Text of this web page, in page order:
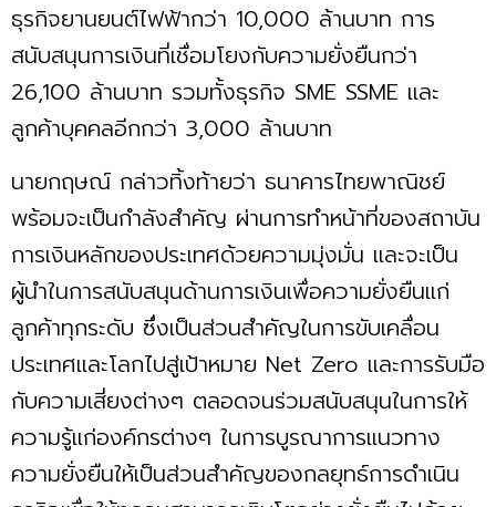
ธุรกิจยานยนต์ไฟฟ้ากว่า 10,000 ล้านบาท การ
สนับสนุนการเงินที่เชื่อมโยงกับความยั่งยืนกว่า
26,100 ล้านบาท รวมทั้งธุรกิจ SME SSME และ
ลูกค้าบุคคลอีกกว่า 3,000 ล้านบาท
นายกฤษณ์ กล่าวทิ้งท้ายว่า ธนาคารไทยพาณิชย์
พร้อมจะเป็นกำลังสำคัญ ผ่านการทำหน้าที่ของสถาบัน
การเงินหลักของประเทศด้วยความมุ่งมั่น และจะเป็น
ผู้นำในการสนับสนุนด้านการเงินเพื่อความยั่งยืนแก่
ลูกค้าทุกระดับ ซึ่งเป็นส่วนสำคัญในการขับเคลื่อน
ประเทศและโลกไปสู่เป้าหมาย Net Zero และการรับมือ
กับความเสี่ยงต่างๆ ตลอดจนร่วมสนับสนุนในการให้
ความรู้แก่องค์กรต่างๆ ในการบูรณาการแนวทาง
ความยั่งยืนให้เป็นส่วนสำคัญของกลยุทธ์การดำเนิน